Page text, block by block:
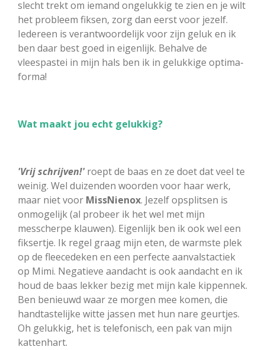
slecht trekt om iemand ongelukkig te zien en je wilt
het probleem fiksen, zorg dan eerst voor jezelf.
Iedereen is verantwoordelijk voor zijn geluk en ik
ben daar best goed in eigenlijk. Behalve de
vleespastei in mijn hals ben ik in gelukkige optima-
forma!
Wat maakt jou echt gelukkig?
'Vrij schrijven!' roept de baas en ze doet dat veel te
weinig. Wel duizenden woorden voor haar werk,
maar niet voor MissNienox. Jezelf opsplitsen is
onmogelijk (al probeer ik het wel met mijn
messcherpe klauwen). Eigenlijk ben ik ook wel een
fiksertje. Ik regel graag mijn eten, de warmste plek
op de fleecedeken en een perfecte aanvalstactiek
op Mimi. Negatieve aandacht is ook aandacht en ik
houd de baas lekker bezig met mijn kale kippennek.
Ben benieuwd waar ze morgen mee komen, die
handtastelijke witte jassen met hun nare geurtjes.
Oh gelukkig, het is telefonisch, een pak van mijn
kattenhart.